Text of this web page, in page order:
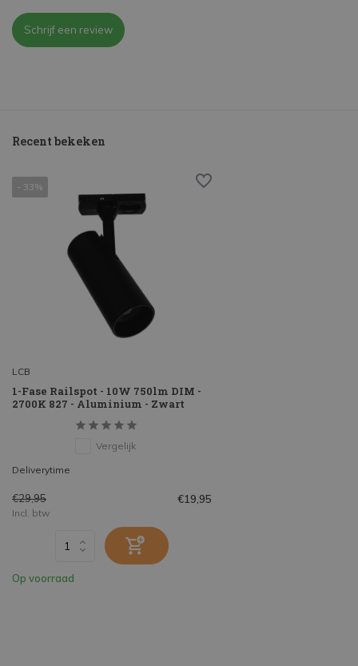
Schrijf een review
Recent bekeken
- 33%
LCB
1-Fase Railspot - 10W 750lm DIM -
2700K 827 - Aluminium - Zwart
Vergelijk
Deliverytime
€29,95 €19,95
Incl. btw
Op voorraad